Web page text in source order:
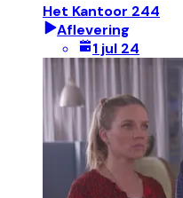
Het Kantoor 244
Aflevering
1 jul 24